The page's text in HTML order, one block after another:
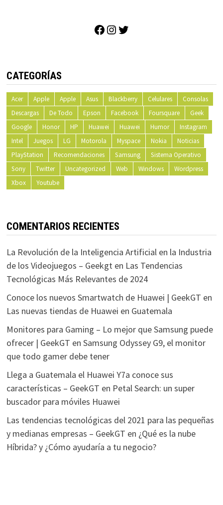
Facebook
Instagram
CATEGORÍAS
Acer Apple Apple Asus Blackberry Celulares
Consolas
Descargas
De Todo Epson Facebook Foursquare
Geek
Google
Honor HP Huawei Huawei Humor
Instagram
Intel
Juegos LG Motorola Myspace Nokia
Noticias
PlayStation
Recomendaciones Samsung
Sistema Operativo
Sony
Twitter Uncategorized Web Windows
Wordpress
Xbox
Youtube
COMENTARIOS RECIENTES
La Revolución de la Inteligencia Artificial en la Industria
de los Videojuegos – Geekgten Las Tendencias
Tecnológicas Más Relevantes de 2024
Conoce los nuevos Smartwatch de Huawei | GeekGT en
Las nuevas tiendas de Huawei en Guatemala
Monitores para Gaming – Lo mejor que Samsung puede
ofrecer | GeekGT en Samsung Odyssey G9, el monitor
que todo gamer debe tener
Llega a Guatemala el Huawei Y7a conoce sus
características – GeekGT en Petal Search: un super
buscador para móviles Huawei
Las tendencias tecnológicas del 2021 para las pequeñas
y medianas empresas – GeekGT en ¿Qué es la nube
Híbrida? y ¿Cómo ayudaría a tu negocio?